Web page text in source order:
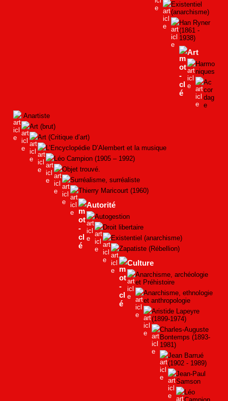
Existentiel
(anarchisme)
Han Ryner
(1861 -
1938)
Art
Harmo
niques
Ac
cor
dag
e
Anartiste
Art (brut)
Art (Critique d’art)
L’Encyclopédie D’Alembert et la musique
Léo Campion (1905 – 1992)
Objet trouvé.
Surréalisme, surréaliste
Thierry Maricourt (1960)
Autorité
Autogestion
Droit libertaire
Existentiel (anarchisme)
Zapatiste (Rébellion)
Culture
Anarchisme, archéologie
et Préhistoire
Anarchisme, ethnologie
et anthropologie
Aristide Lapeyre
(1899-1974)
Charles-Auguste
Bontemps (1893-
1981)
Jean Barrué
(1902 - 1989)
Jean-Paul
Samson
Léo